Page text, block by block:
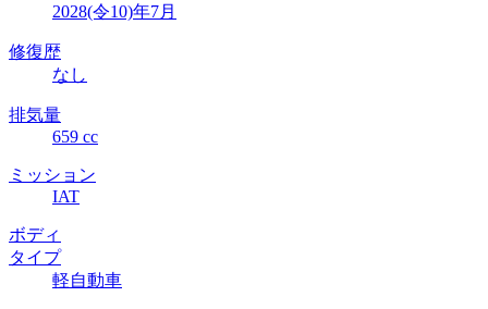
2028(令10)年7月
修復歴
なし
排気量
659 cc
ミッション
IAT
ボディ
タイプ
軽自動車